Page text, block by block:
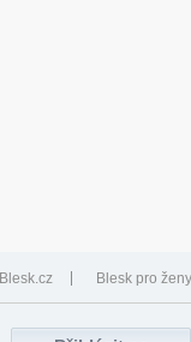
Blesk.cz Blesk pro ženy